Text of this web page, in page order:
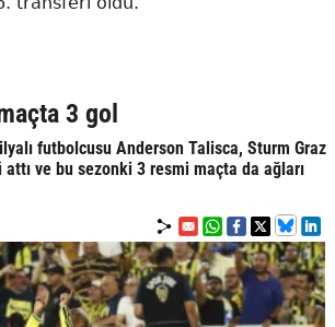
3 gol
futbolcusu Anderson Talisca, Sturm Graz
attı ve bu sezonki 3 resmi maçta da ağları